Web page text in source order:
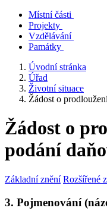
Místní části
Projekty
Vzdělávání
Památky
Úvodní stránka
Úřad
Životní situace
Žádost o
Žádost o
podání
Základní znění Rozšířené
3. Pojmenování